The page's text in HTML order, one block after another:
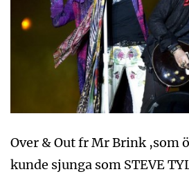
Over & Out fr Mr Brink ,som
kunde sjunga som STEVE